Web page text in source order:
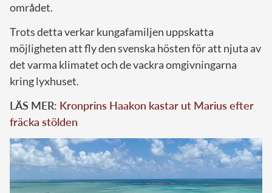
området.
Trots detta verkar kungafamiljen uppskatta
möjligheten att fly den svenska hösten för att njuta av
det varma klimatet och de vackra omgivningarna
kring lyxhuset.
LÄS MER: Kronprins Haakon kastar ut Marius efter
fräcka stölden